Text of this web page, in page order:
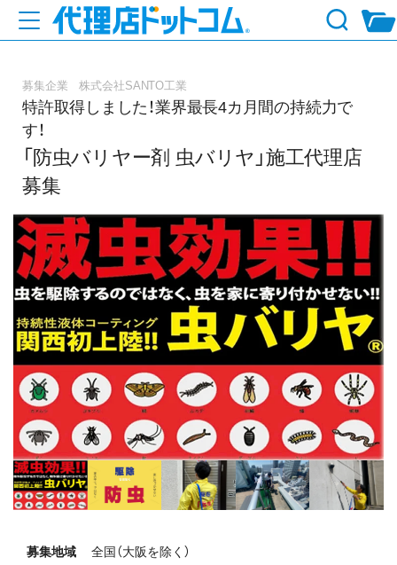
募集企業 株式会社SANTO工業
特許取得しました！業界最長4カ月間の持続力で
す！
「防虫バリヤー剤 虫バリヤ」施工代理店
募集
募集地域
全国（大阪を除く）